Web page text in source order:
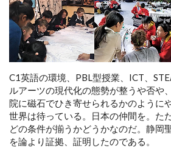
C1英語の環境、PBL型授業、ICT、
ルアーツの現代化の態勢が整うや否や
院に磁石でひき寄せられるかのように
世界は待っている。日本の仲間を。た
どの条件が揃うかどうかなのだ。静岡
を論より証拠、証明したのである。